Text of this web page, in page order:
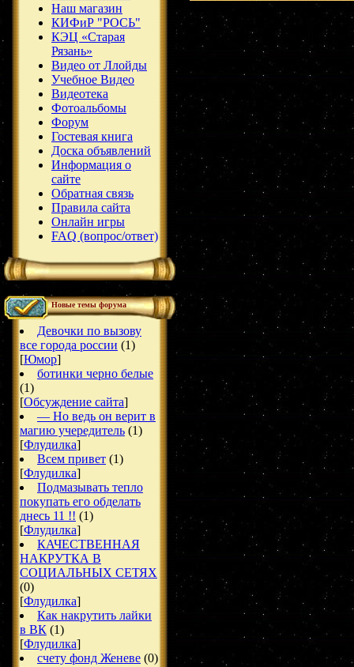
Наш магазин
КИФиР "РОСЬ"
КЭЦ «Старая
Рязань»
Видео от Ллойды
Учебное Видео
Видеотека
Фотоальбомы
Форум
Гостевая книга
Доска объявлений
Информация о
сайте
Обратная связь
Правила сайта
Онлайн игры
FAQ (вопрос/ответ)
Новые темы форума
Девочки по вызову
все города россии (1)
[Юмор]
ботинки черно белые
(1)
[Обсуждение сайта]
— Но ведь он верит в
магию учередитель (1)
[Флудилка]
Всем привет (1)
[Флудилка]
Подмазывать тепло
покупать его обделать
днесь 11 !! (1)
[Флудилка]
КАЧЕСТВЕННАЯ
НАКРУТКА В
СОЦИАЛЬНЫХ СЕТЯХ
(0)
[Флудилка]
Как накрутить лайки
в ВК (1)
[Флудилка]
счету фонд Женеве (0)